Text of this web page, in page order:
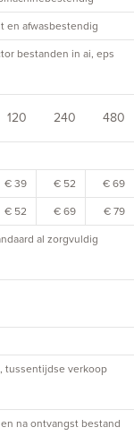
en afwasbestendig
bestanden in ai, eps
120 240 480
€ 39 € 52 € 69
€ 52 € 69 € 79
al zorgvuldig
tussentijdse verkoop
na ontvangst bestand